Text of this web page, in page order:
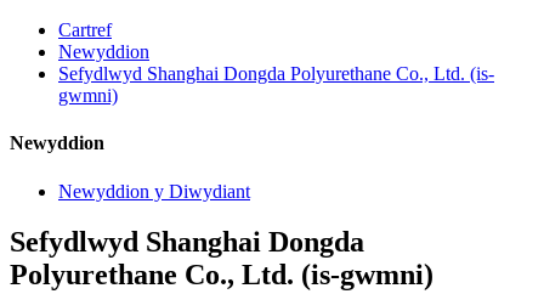
Cartref
Newyddion
Sefydlwyd Shanghai Dongda Polyurethane Co., Ltd. (is-
gwmni)
Newyddion
Newyddion y Diwydiant
Sefydlwyd Shanghai Dongda
Polyurethane Co., Ltd. (is-gwmni)